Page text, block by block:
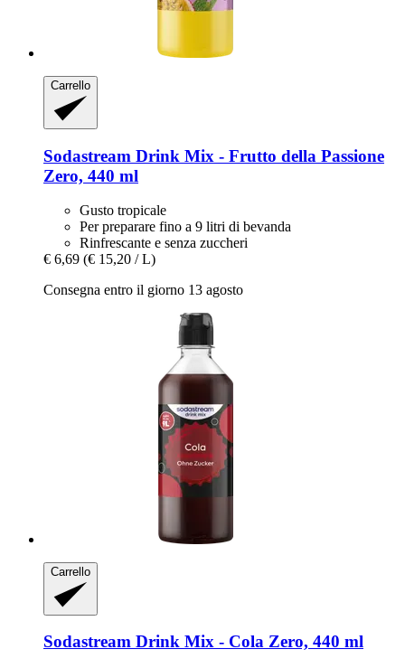
Carrello
Sodastream Drink Mix -​ Frutto della Passione
Zero, 440 ml
Gusto tropicale
Per preparare fino a 9 litri di bevanda
Rinfrescante e senza zuccheri
€ 6,69 (€ 15,20 / L)
Consegna entro il giorno 13 agosto
Carrello
Sodastream Drink Mix -​ Cola Zero, 440 ml